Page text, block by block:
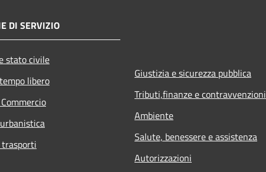
DI SERVIZIO
stato civile
libero
Giustizia e sicurezza pubblica
Tributi,finanze e contravvenzioni
Ambiente
Salute, benessere e assistenza
Autorizzazioni